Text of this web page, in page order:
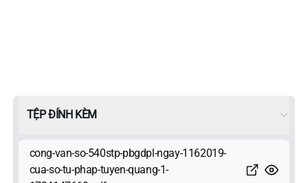
TỆP ĐÍNH KÈM
cong-van-so-540stp-pbgdpl-ngay-1162019-
cua-so-tu-phap-tuyen-quang-1-